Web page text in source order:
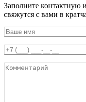
Заполните
свяжутся с вами в